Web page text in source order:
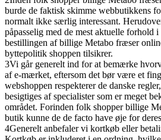
burde de faktisk skimme webbutikkens
normalt ikke særlig interessant.
påpasselig med de mest aktuelle forhold
bestillingen af billige Metabo fræser
byttepolitik shoppen tilsikrer.
3Vi går generelt ind for at bemærke
af e-mærket, eftersom det bør være et
webshoppen respekterer de danske
besigtiges af specialister som er meget
området. Forinden folk shopper billige
butik kunne de de facto have øje for
4Generelt anbefaler vi kortkøb eller